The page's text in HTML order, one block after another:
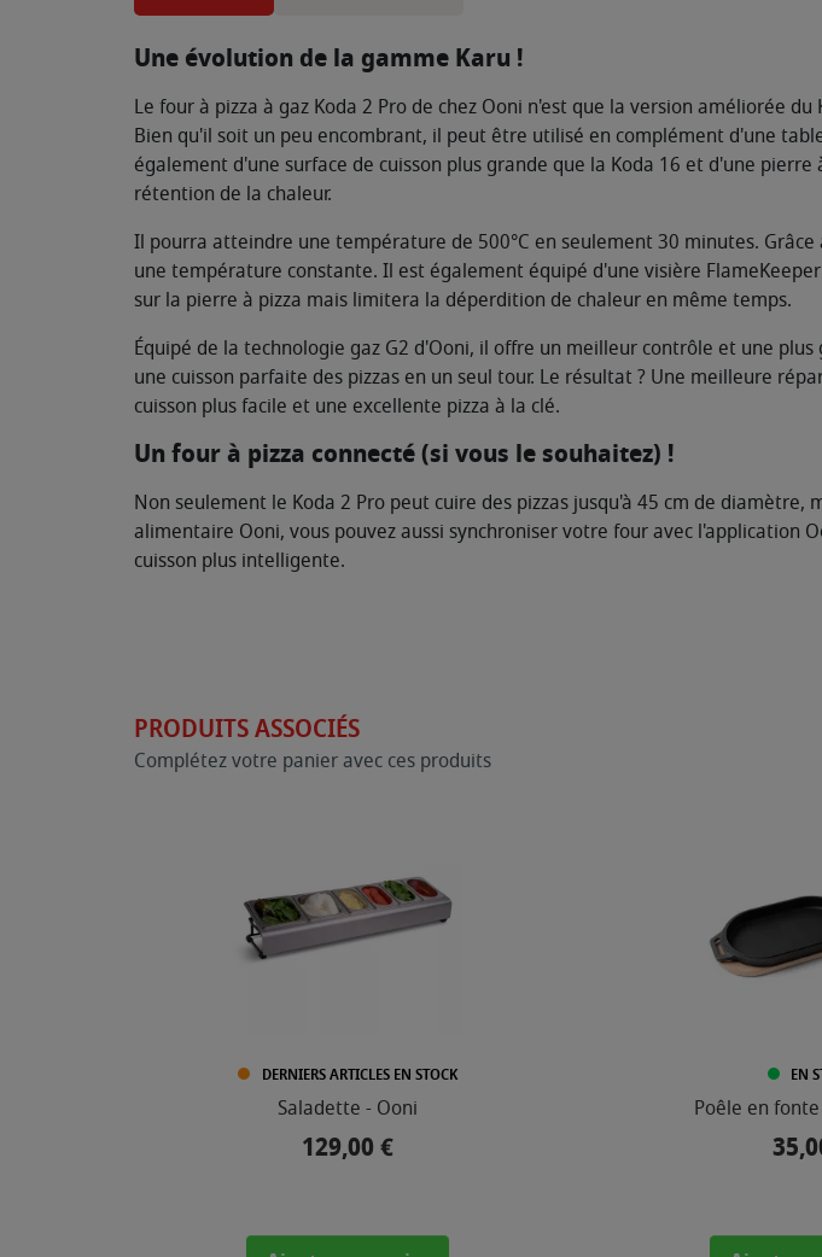
Une évolution de la gamme Karu !
Le four à pizza à gaz Koda 2 Pro de chez Ooni n'est que la version améliorée
Bien qu'il soit un peu encombrant, il peut être utilisé en complément d'une
également d'une surface de cuisson plus grande que la Koda 16 et d'une
rétention de la chaleur.
Il pourra atteindre une température de 500°C en seulement 30 minutes.
une température constante. Il est également équipé d'une visière
sur la pierre à pizza mais limitera la déperdition de chaleur en même temps.
Équipé de la technologie gaz G2 d'Ooni, il offre un meilleur contrôle et une
une cuisson parfaite des pizzas en un seul tour. Le résultat ? Une meilleure
cuisson plus facile et une excellente pizza à la clé.
Un four à pizza connecté (si vous le souhaitez) !
Non seulement le Koda 2 Pro peut cuire des pizzas jusqu'à 45 cm de
alimentaire Ooni, vous pouvez aussi synchroniser votre four avec l'application
cuisson plus intelligente.
PRODUITS ASSOCIÉS
Complétez votre panier avec ces produits
DERNIERS ARTICLES EN STOCK
Saladette - Ooni
Prix
129,00 €
EN
Poêle en
Prix